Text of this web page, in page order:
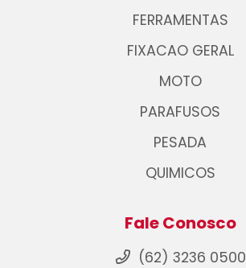
FERRAMENTAS
FIXACAO GERAL
MOTO
PARAFUSOS
PESADA
QUIMICOS
Fale Conosco
(62) 3236 0500